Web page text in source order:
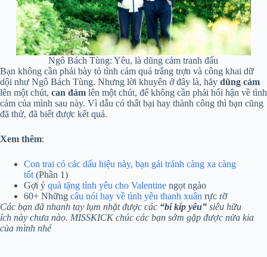
Ngô Bách Tùng: Yêu, là dũng cảm tranh đấu
Bạn không cần phải bày tỏ tình cảm quá trắng trợn và công khai dữ
dội như Ngô Bách Tùng. Nhưng lời khuyên ở đây là, hãy dũng cảm
lên một chút, can đảm lên một chút, để không cần phải hối hận về tình
cảm của mình sau này. Vì dẫu có thất bại hay thành công thì bạn cũng
đã thử, đã biết được kết quả.
Xem thêm:
Con trai có các dấu hiệu này, bạn gái tránh càng xa càng
tốt(Phần 1)
Gợi ý quà tặng tình yêu cho Valentine ngọt ngào
60+ Những câu nói hay về tình yêu thanh xuân rực rỡ
Các bạn đã nhanh tay lụm nhặt được các “bí kíp yêu” siêu hữu
ích này chưa nào. MISSKICK chúc các bạn sớm gặp được nửa kia
của mình nhé